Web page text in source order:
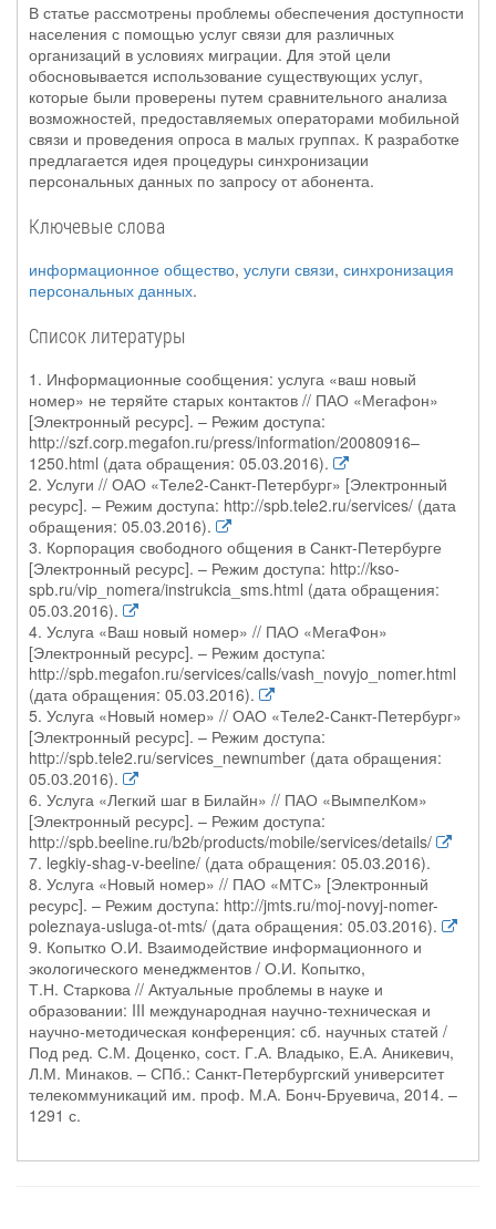
В статье рассмотрены проблемы обеспечения доступности
населения с помощью услуг связи для различных
организаций в условиях миграции. Для этой цели
обосновывается использование существующих услуг,
которые были проверены путем сравнительного анализа
возможностей, предоставляемых операторами мобильной
связи и проведения опроса в малых группах. К разработке
предлагается идея процедуры синхронизации
персональных данных по запросу от абонента.
Ключевые слова
информационное общество, услуги связи, синхронизация
персональных данных.
Список литературы
1. Информационные сообщения: услуга «ваш новый
номер» не теряйте старых контактов // ПАО «Мегафон»
[Электронный ресурс]. – Режим доступа:
http://szf.corp.megafon.ru/press/information/20080916–
1250.html (дата обращения: 05.03.2016).
2. Услуги // ОАО «Теле2-Санкт-Петербург» [Электронный
ресурс]. – Режим доступа: http://spb.tele2.ru/services/ (дата
обращения: 05.03.2016).
3. Корпорация свободного общения в Санкт-Петербурге
[Электронный ресурс]. – Режим доступа: http://kso-
spb.ru/vip_nomera/instrukcia_sms.html (дата обращения:
05.03.2016).
4. Услуга «Ваш новый номер» // ПАО «МегаФон»
[Электронный ресурс]. – Режим доступа:
http://spb.megafon.ru/services/calls/vash_novyjo_nomer.html
(дата обращения: 05.03.2016).
5. Услуга «Новый номер» // ОАО «Теле2-Санкт-Петербург»
[Электронный ресурс]. – Режим доступа:
http://spb.tele2.ru/services_newnumber (дата обращения:
05.03.2016).
6. Услуга «Легкий шаг в Билайн» // ПАО «ВымпелКом»
[Электронный ресурс]. – Режим доступа:
http://spb.beeline.ru/b2b/products/mobile/services/details/
7. legkiy-shag-v-beeline/ (дата обращения: 05.03.2016).
8. Услуга «Новый номер» // ПАО «МТС» [Электронный
ресурс]. – Режим доступа: http://jmts.ru/moj-novyj-nomer-
poleznaya-usluga-ot-mts/ (дата обращения: 05.03.2016).
9. Копытко О.И. Взаимодействие информационного и
экологического менеджментов / О.И. Копытко,
Т.Н. Старкова // Актуальные проблемы в науке и
образовании: III международная научно-техническая и
научно-методическая конференция: сб. научных статей /
Под ред. С.М. Доценко, сост. Г.А. Владыко, Е.А. Аникевич,
Л.М. Минаков. – СПб.: Санкт-Петербургский университет
телекоммуникаций им. проф. М.А. Бонч-Бруевича, 2014. –
1291 с.